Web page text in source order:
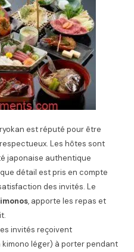
est réputé pour être
Les hôtes sont
japonaise authentique
détail est pris en compte
des invités. Le
, apporte les repas et
invités reçoivent
kimono léger) à porter pendant